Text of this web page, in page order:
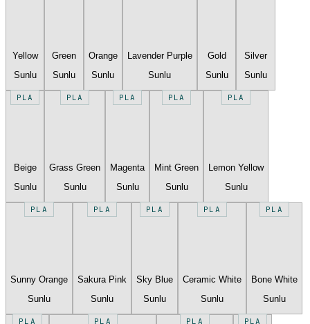
Yellow
Sunlu
Green
Sunlu
Orange
Sunlu
Lavender Purple
Sunlu
Gold
Sunlu
Silver
Sunlu
PLA
Beige
Sunlu
PLA
Grass Green
Sunlu
PLA
Magenta
Sunlu
PLA
Mint Green
Sunlu
PLA
Lemon Yellow
Sunlu
PLA
Sunny Orange
Sunlu
PLA
Sakura Pink
Sunlu
PLA
Sky Blue
Sunlu
PLA
Ceramic White
Sunlu
PLA
Bone White
Sunlu
PLA PLA PLA PLA